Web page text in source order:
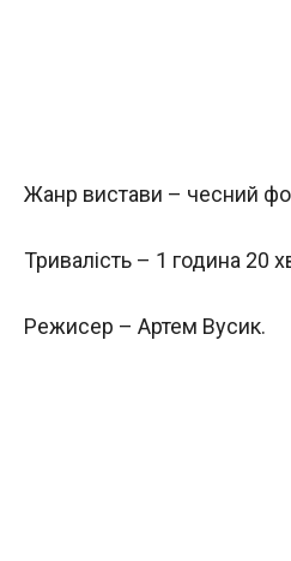
Жанр вистави – чесний
Тривалість – 1 година 20
Режисер – Артем Вусик.